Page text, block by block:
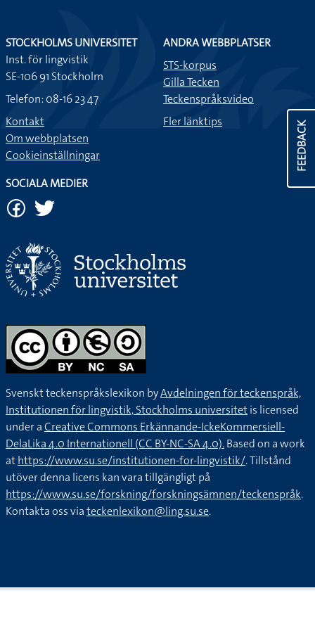
FEEDBACK
STOCKHOLMS UNIVERSITET
Inst. för lingvistik
SE-106 91 Stockholm
Telefon: 08-16 23 47
Kontakt
Om webbplatsen
Cookieinställningar
ANDRA WEBBPLATSER
STS-korpus
Gilla Tecken
Teckenspråksvideo
Fler länktips
SOCIALA MEDIER
Svenskt teckenspråkslexikon byAvdelningen för teckenspråk,
Institutionen för lingvistik, Stockholms universitetis licensed
under aCreative Commons Erkännande-IckeKommersiell-
DelaLika 4.0 Internationell (CC BY-NC-SA 4.0).Based on a work
athttps://www.su.se/institutionen-for-lingvistik/. Tillstånd
utöver denna licens kan vara tillgängligt på
https://www.su.se/forskning/forskningsämnen/teckenspråk.
Kontakta oss viateckenlexikon@ling.su.se.